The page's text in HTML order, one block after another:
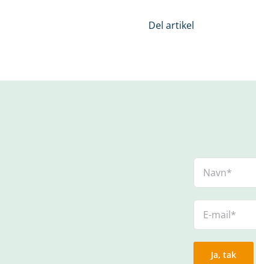
Del artikel